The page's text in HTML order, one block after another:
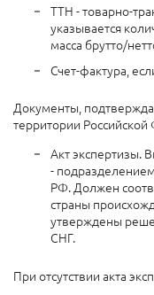
ТТН - товарно-
указывается
масса брутто/
Счет-фактура,
Документы,
территории
Акт экспертизы.
-
РФ. Должен
страны
утверждены
СНГ.
При отсутствии акта